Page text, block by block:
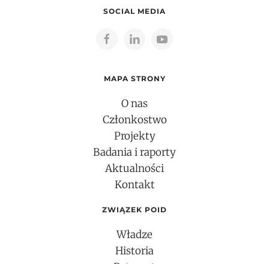
SOCIAL MEDIA
MAPA STRONY
O nas
Członkostwo
Projekty
Badania i raporty
Aktualności
Kontakt
ZWIĄZEK POID
Władze
Historia